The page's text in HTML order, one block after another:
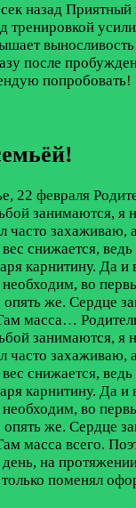
назад Приятный
тренировкой
после
попробовать!
22 февраля
занимаются, я
часто захаживаю,
снижается, ведь
карнитину. Да и
во
опять же. Сердце
масса…
занимаются, я
часто захаживаю,
снижается, ведь
карнитину. Да и
во
опять же. Сердце
масса всего.
на
поменял